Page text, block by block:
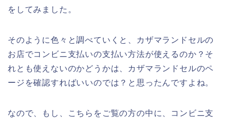
をしてみました。
そのように色々と調べていくと、カザマランドセルの
お店でコンビニ支払いの支払い方法が使えるのか？そ
れとも使えないのかどうかは、カザマランドセルのペ
ージを確認すればいいのでは？と思ったんですよね。
なので、もし、こちらをご覧の方の中に、コンビニ支